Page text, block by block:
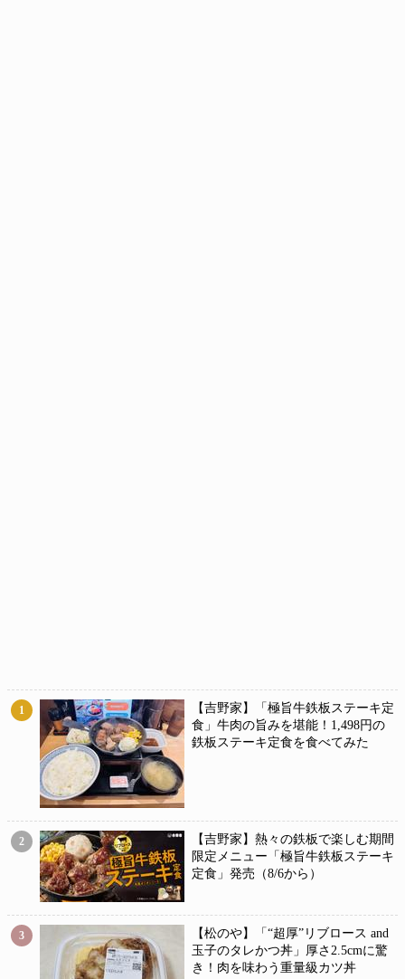
1
【吉野家】「極旨牛鉄板ステーキ定
食」牛肉の旨みを堪能！1,498円の
鉄板ステーキ定食を食べてみた
2
【吉野家】熱々の鉄板で楽しむ期間
限定メニュー「極旨牛鉄板ステーキ
定食」発売（8/6から）
3
【松のや】「“超厚”リブロース and
玉子のタレかつ丼」厚さ2.5cmに驚
き！肉を味わう重量級カツ丼